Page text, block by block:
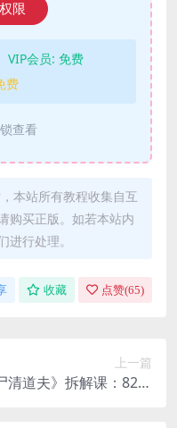
限
VIP会员: 免费
费
查看
本站所有教程收集自互
购买正版。如若本站内
行处理。
收藏 点赞(65)
上一篇
清道夫》拆解课：82个